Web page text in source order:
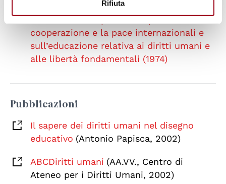
Rifiuta
Raccomandazione dell’Unesco
sull’educazione per la comprensione, la
cooperazione e la pace internazionali e
sull’educazione relativa ai diritti umani e
alle libertà fondamentali (1974)
Pubblicazioni
Il sapere dei diritti umani nel disegno
educativo (Antonio Papisca, 2002)
ABCDiritti umani (AA.VV., Centro di
Ateneo per i Diritti Umani, 2002)